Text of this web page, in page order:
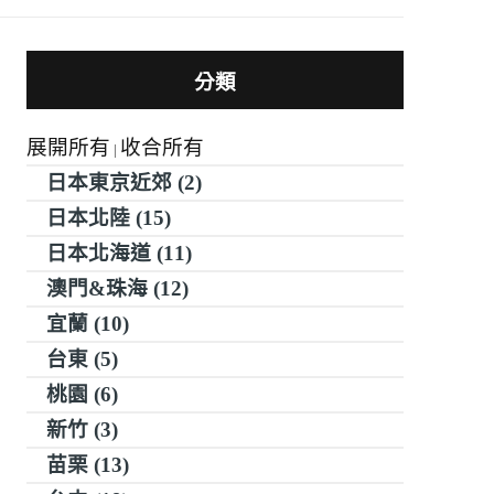
分類
展開所有 | 收合所有
日本東京近郊 (2)
日本北陸 (15)
日本北海道 (11)
澳門&珠海 (12)
宜蘭 (10)
台東 (5)
桃園 (6)
新竹 (3)
苗栗 (13)